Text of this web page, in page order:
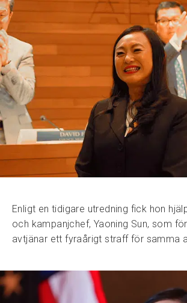
Enligt en tidigare utredning fick hon
och kampanjchef, Yaoning Sun, som
avtjänar ett fyraårigt straff för samma